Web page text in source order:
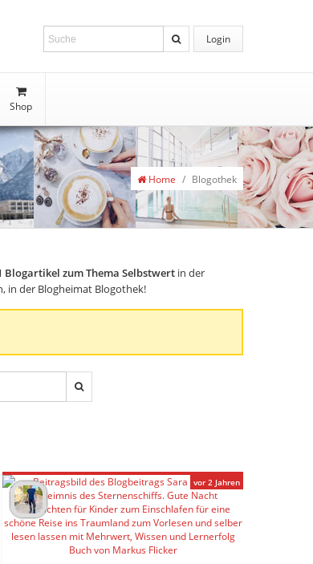
Login
Shop
Home / Blogothek
Blogartikel zum Thema Selbstwert in der
in der Blogheimat Blogothek!
vor 2 Jahren